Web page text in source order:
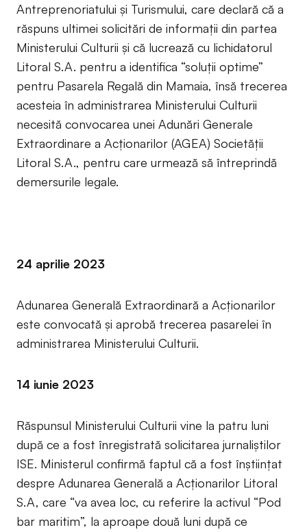
Antreprenoriatului și Turismului, care declară că a
răspuns ultimei solicitări de informații din partea
Ministerului Culturii și că lucrează cu lichidatorul
Litoral S.A. pentru a identifica “soluții optime”
pentru Pasarela Regală din Mamaia, însă trecerea
acesteia în administrarea Ministerului Culturii
necesită convocarea unei Adunări Generale
Extraordinare a Acționarilor (AGEA) Societății
Litoral S.A., pentru care urmează să întreprindă
demersurile legale.
24 aprilie 2023
Adunarea Generală Extraordinară a Acționarilor
este convocată și aprobă trecerea pasarelei în
administrarea Ministerului Culturii.
14 iunie 2023
Răspunsul Ministerului Culturii vine la patru luni
după ce a fost înregistrată solicitarea jurnaliștilor
ISE. Ministerul confirmă faptul că a fost înștiințat
despre Adunarea Generală a Acționarilor Litoral
S.A, care “va avea loc, cu referire la activul “Pod
bar maritim”, la aproape două luni după ce